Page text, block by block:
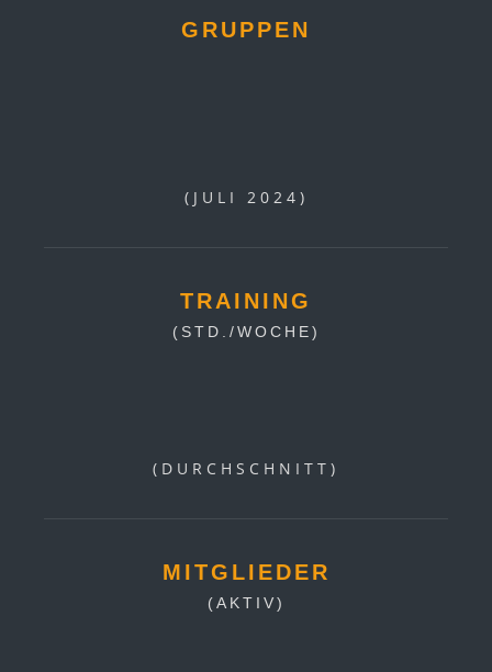
GRUPPEN
(JULI 2024)
TRAINING
(STD./WOCHE)
(DURCHSCHNITT)
MITGLIEDER
(AKTIV)